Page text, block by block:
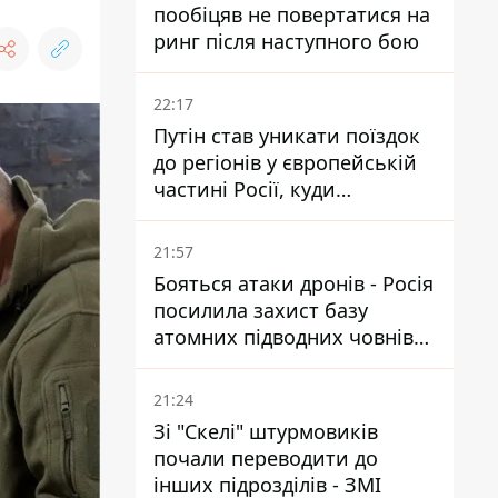
пообіцяв не повертатися на
ринг після наступного бою
22:17
Путін став уникати поїздок
до регіонів у європейській
частині Росії, куди
регулярно долітають дрони
21:57
Бояться атаки дронів - Росія
посилила захист базу
атомних підводних човнів
за 7400 км від України
21:24
Зі "Скелі" штурмовиків
почали переводити до
інших підрозділів - ЗМІ